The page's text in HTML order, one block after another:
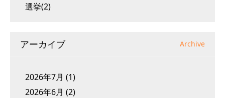
選挙(2)
アーカイブ Archive
2026年7月 (1)
2026年6月 (2)